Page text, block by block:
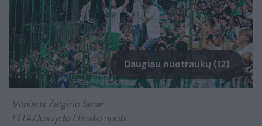
Daugiau nuotraukų (12)
Vilniaus Žalgirio fanai
ELTA/Josvydo Elinsko nuotr.